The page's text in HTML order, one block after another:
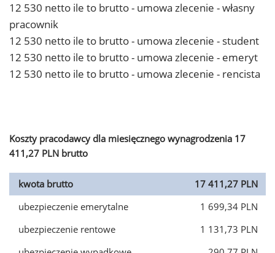
12 530 netto ile to brutto - umowa zlecenie - własny
pracownik
12 530 netto ile to brutto - umowa zlecenie - student
12 530 netto ile to brutto - umowa zlecenie - emeryt
12 530 netto ile to brutto - umowa zlecenie - rencista
Koszty pracodawcy dla miesięcznego wynagrodzenia 17
411,27 PLN brutto
kwota brutto
17 411,27 PLN
ubezpieczenie emerytalne
1 699,34 PLN
ubezpieczenie rentowe
1 131,73 PLN